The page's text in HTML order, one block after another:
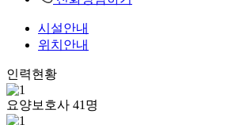
시설안내
위치안내
인력현황
요양보호사 41 명